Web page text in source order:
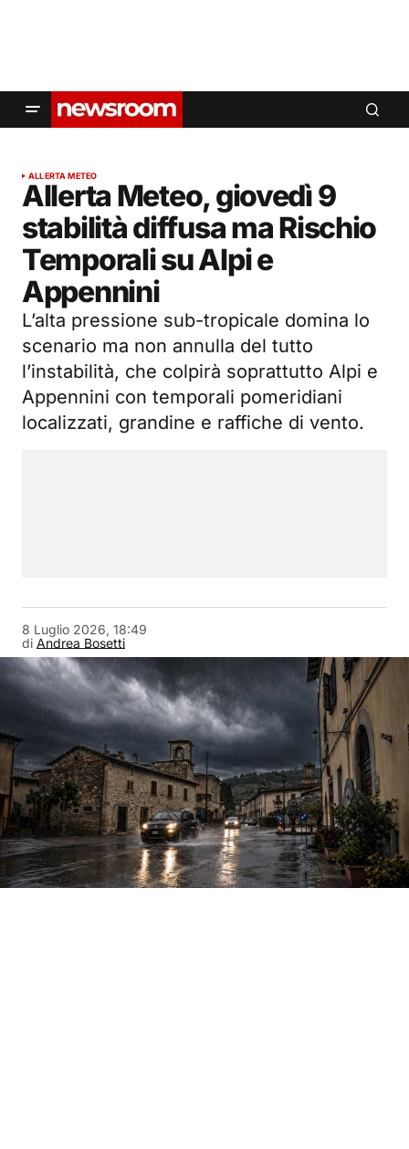
ALLERTA METEO
Allerta Meteo, giovedì 9
stabilità diffusa ma Rischio
Temporali su Alpi e
Appennini
L’alta pressione sub-tropicale domina lo
scenario ma non annulla del tutto
l’instabilità, che colpirà soprattutto Alpi e
Appennini con temporali pomeridiani
localizzati, grandine e raffiche di vento.
di Andrea Bosetti
8 Luglio 2026, 18:49